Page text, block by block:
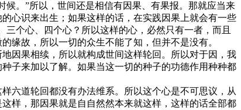
。”所以，世间还是相信有因果、有果报。那就应当来
心识来出生；如果这样的话，在实践因果上就会有一些
个心、四个心？所以这样的心，必然只有一者，而且
缘故，所以一切的众生不能了知，但并不是没有。
因果相续，所以就构成世间这样轮回。所以对于因，我
子来加以了解。如果当这一切的种子的功德作用种种都
道轮回都没有办法维系。所以这个心是不可思议，从
样，那因果就是自自然然本来就这样，这样的话全部都